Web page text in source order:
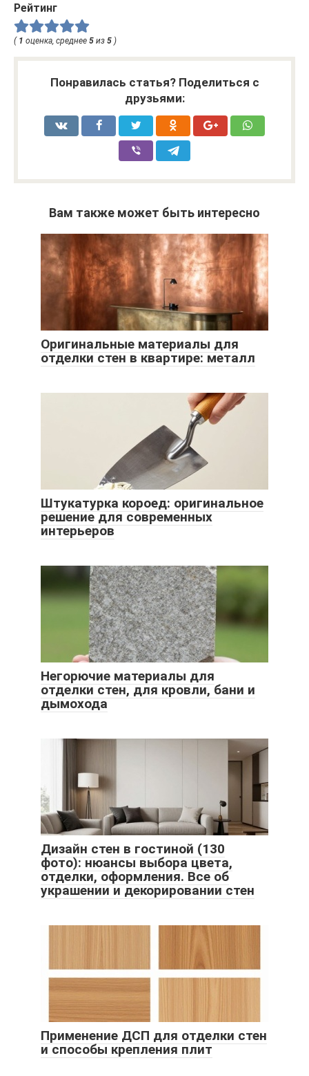
Рейтинг
( 1 оценка, среднее 5 из 5 )
Понравилась статья? Поделиться с
друзьями:
Вам также может быть интересно
Оригинальные материалы для
отделки стен в квартире: металл
Штукатурка короед: оригинальное
решение для современных
интерьеров
Негорючие материалы для
отделки стен, для кровли, бани и
дымохода
Дизайн стен в гостиной (130
фото): нюансы выбора цвета,
отделки, оформления. Все об
украшении и декорировании стен
Применение ДСП для отделки стен
и способы крепления плит